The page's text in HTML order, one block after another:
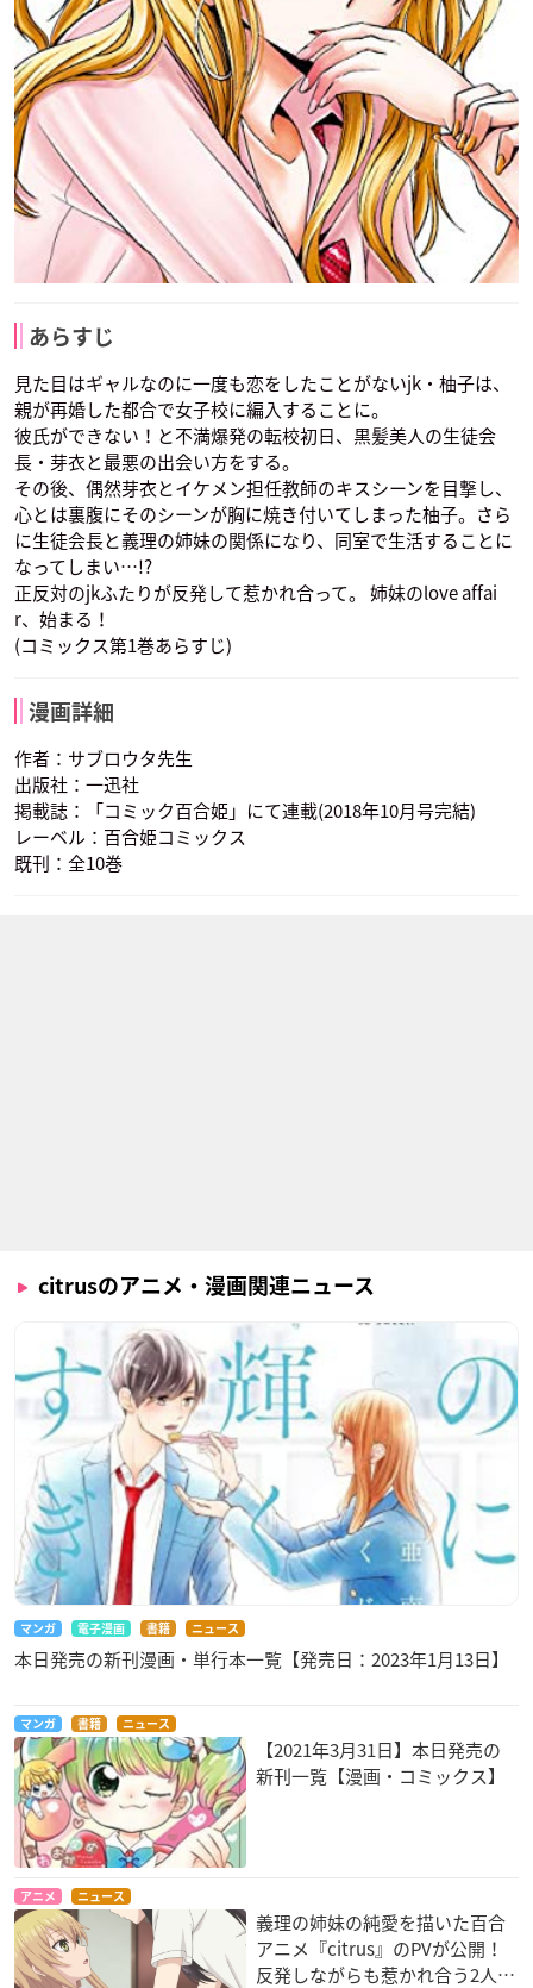
あらすじ
見た目はギャルなのに一度も恋をしたことがないjk・柚子は、
親が再婚した都合で女子校に編入することに。
彼氏ができない！と不満爆発の転校初日、黒髪美人の生徒会
長・芽衣と最悪の出会い方をする。
その後、偶然芽衣とイケメン担任教師のキスシーンを目撃し、
心とは裏腹にそのシーンが胸に焼き付いてしまった柚子。さら
に生徒会長と義理の姉妹の関係になり、同室で生活することに
なってしまい…!?
正反対のjkふたりが反発して惹かれ合って。 姉妹のlove affai
r、始まる！
(コミックス第1巻あらすじ)
漫画詳細
作者：サブロウタ先生
出版社：一迅社
掲載誌：「コミック百合姫」にて連載(2018年10月号完結)
レーベル：百合姫コミックス
既刊：全10巻
citrusのアニメ・漫画関連ニュース
マンガ 電子漫画 書籍 ニュース
本日発売の新刊漫画・単行本一覧【発売日：2023年1月13日】
マンガ 書籍 ニュース
【2021年3月31日】本日発売の
新刊一覧【漫画・コミックス】
アニメ ニュース
義理の姉妹の純愛を描いた百合
アニメ『citrus』のPVが公開！
反発しながらも惹かれ合う2人…